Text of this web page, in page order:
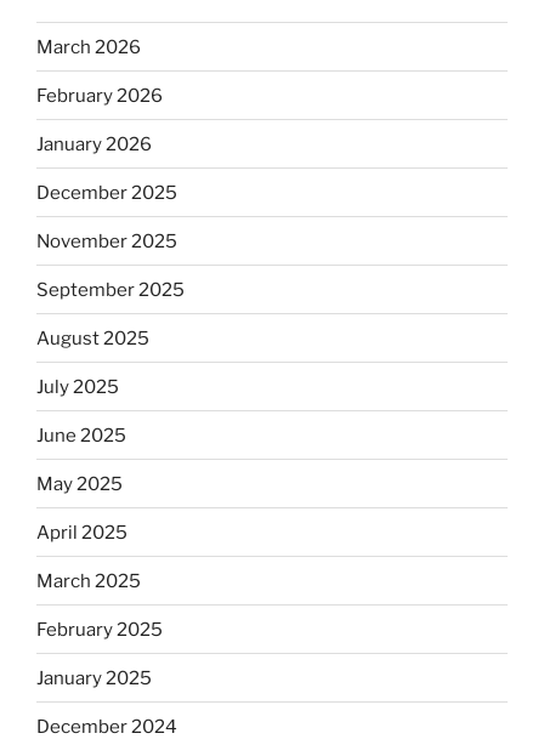
March 2026
February 2026
January 2026
December 2025
November 2025
September 2025
August 2025
July 2025
June 2025
May 2025
April 2025
March 2025
February 2025
January 2025
December 2024